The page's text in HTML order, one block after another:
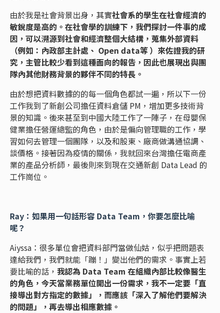
由於我是社會背景出身，其實社會系的學生在社會經濟的
敏銳度是高的。在社會學的訓練下，我們探討一件事的成
因，可以溯源到社會和經濟整個大結構，蒐集外部資料
（例如：內政部主計處、 Open data等 ）來佐證我的研
究，主管比較少看到這種面向的報告，因此也展現出與團
隊內其他財務背景的夥伴不同的特長。
由於想把資料數據的的每一個角色都試一遍，所以下一份
工作我到了新創公司擔任資料倉儲 PM，增加更多技術背
景的知識。後來甚至到中國大陸工作了一陣子，在母嬰保
健業擔任營運總監的角色，由於是偏向管理職的工作，學
習如何去管理一個團隊，以及和股東、廠商做溝通協調、
談價格。接著因為疫情的關係，我就回來台灣擔任電商產
業的產品分析師，最後則來到現在交通新創 Data Lead 的
工作崗位。
Ray：如果用一句話形容 Data Team，你要怎麼比喻
呢？
Aiyssa：很多單位會把資料部門當做仙姑，似乎把問題表
達給我們，我們就能「蹦！」變出他們的需求。事實上若
要比喻的話， 我認為 Data Team 在組織內部比較像醫生
的角色，今天當業務單位開出一份需求，我不一定要「直
接導出對方指定的數據」，而應該「深入了解他們要解決
的問題」，再去導出相應數據。